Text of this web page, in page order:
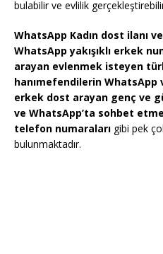
bulabilir ve evlilik
WhatsApp Kadın dost ilanı
WhatsApp yakışıklı erkek
arayan evlenmek isteyen
hanımefendilerin WhatsApp
erkek dost arayan genç ve
ve WhatsApp’ta sohbet
telefon numaraları gibi pek
bulunmaktadır.